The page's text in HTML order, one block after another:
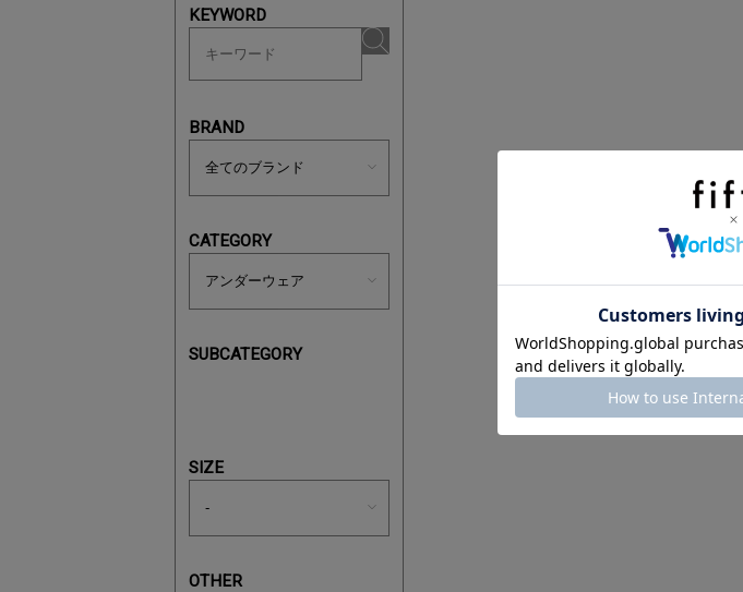
KEYWORD
BRAND
CATEGORY
SUBCATEGORY
SIZE
OTHER
あと1点にちょうどいい！お助けプチアイテム